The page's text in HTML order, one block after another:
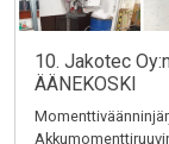
10. Jakotec
ÄÄNEKOSKI